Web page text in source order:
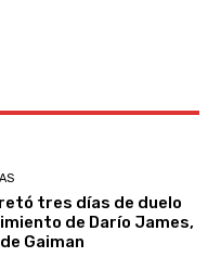
tres días de duelo
de Darío James,
Gaiman